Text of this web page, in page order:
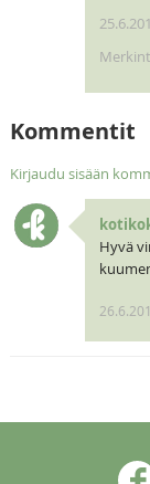
Kommentit
Kirjaudu sisään
Hyvä